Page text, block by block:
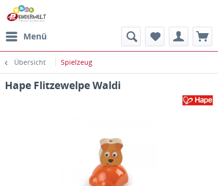
Menü
Übersicht Spielzeug
Hape Flitzewelpe Waldi